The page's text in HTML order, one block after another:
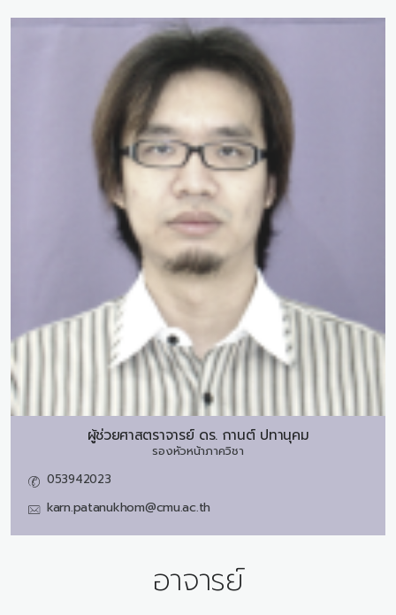
ผู้ช่วยศาสตราจารย์ ดร. กานต์ ปทานุคม
รองหัวหน้าภาควิชา
053942023
karn.patanukhom@cmu.ac.th
อาจารย์